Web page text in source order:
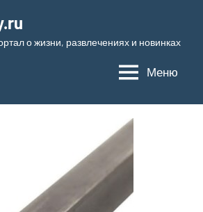
о жизни, развлечениях и новинках
Меню